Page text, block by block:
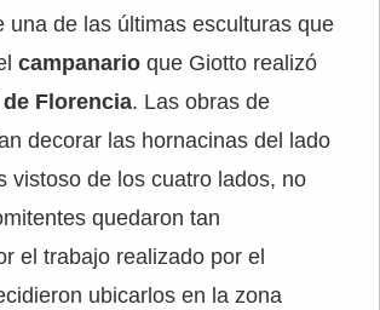
una de las últimas esculturas que
campanario que Giotto realizó
Florencia. Las obras de
decorar las hornacinas del lado
vistoso de los cuatro lados, no
quedaron tan
el trabajo realizado por el
ubicarlos en la zona